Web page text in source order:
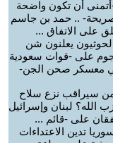
أن تكون واضحة
.. حمد بن جاسم
على الاتفاق ...
يعلنون شن
على -قوات سعودية
معسكر صحن الجن-
سيراقب نزع سلاح
الله؟ لبنان وإسرائيل
على -قائم ...
تدين الاعتداءات